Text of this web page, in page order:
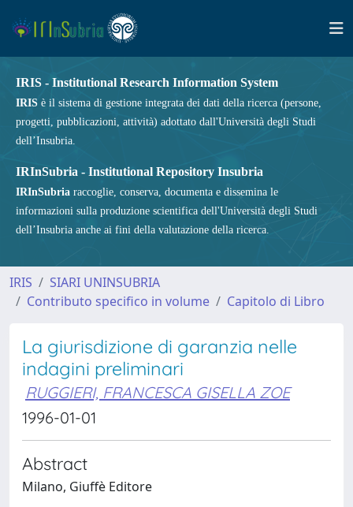
IRIS - Institutional Research Information System
IRIS è il sistema di gestione integrata dei dati della ricerca (persone,
progetti, pubblicazioni, attività) adottato dall'Università degli Studi
dell’Insubria.
IRInSubria - Institutional Repository Insubria
IRInSubria raccoglie, conserva, documenta e dissemina le
informazioni sulla produzione scientifica dell'Università degli Studi
dell’Insubria anche ai fini della valutazione della ricerca.
IRIS
SIARI UNINSUBRIA
Contributo specifico in volume
Capitolo di Libro
La giurisdizione di garanzia nelle
indagini preliminari
RUGGIERI, FRANCESCA GISELLA ZOE
1996-01-01
Abstract
Milano, Giuffè Editore